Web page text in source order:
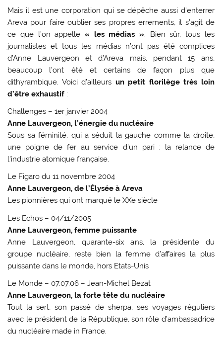
Mais il est une corporation qui se dépêche aussi d’enterrer
Areva pour faire oublier ses propres errements, il s’agit de
ce que l’on appelle « les médias ». Bien sûr, tous les
journalistes et tous les médias n’ont pas été complices
d’Anne Lauvergeon et d’Areva mais, pendant 15 ans,
beaucoup l’ont été et certains de façon plus que
dithyrambique. Voici d’ailleurs un petit florilège très loin
d’être exhaustif :
Challenges – 1er janvier 2004
Anne Lauvergeon, l’énergie du nucléaire
Sous sa féminité, qui a séduit la gauche comme la droite,
une poigne de fer au service d’un pari : la relance de
l’industrie atomique française.
Le Figaro du 11 novembre 2004
Anne Lauvergeon, de l’Élysée à Areva
Les pionnières qui ont marqué le XXe siècle
Les Echos – 04/11/2005
Anne Lauvergeon, femme puissante
Anne Lauvergeon, quarante-six ans, la présidente du
groupe nucléaire, reste bien la femme d’affaires la plus
puissante dans le monde, hors Etats-Unis
Le Monde – 07.07.06 – Jean-Michel Bezat
Anne Lauvergeon, la forte tête du nucléaire
Tout la sert, son passé de sherpa, ses voyages réguliers
avec le président de la République, son rôle d’ambassadrice
du nucléaire made in France.